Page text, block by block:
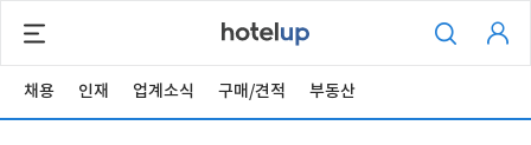
채용 인재 업계소식 구매/견적 부동산